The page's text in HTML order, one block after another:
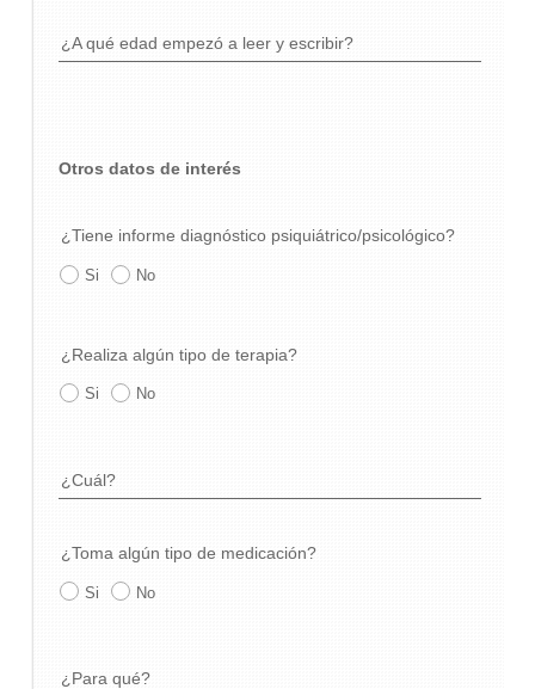
¿A qué edad empezó a leer y escribir?
Otros datos de interés
¿Tiene informe diagnóstico psiquiátrico/psicológico?
Si No
¿Realiza algún tipo de terapia?
Si No
¿Cuál?
¿Toma algún tipo de medicación?
Si No
¿Para qué?